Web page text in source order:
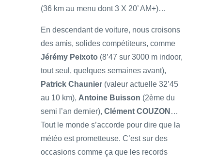
(36 km au menu dont 3 X 20’ AM+)…
En descendant de voiture, nous croisons
des amis, solides compétiteurs, comme
Jérémy Peixoto (8’47 sur 3000 m indoor,
tout seul, quelques semaines avant),
Patrick Chaunier (valeur actuelle 32’45
au 10 km), Antoine Buisson (2ème du
semi l’an dernier), Clément COUZON …
Tout le monde s’accorde pour dire que la
météo est prometteuse. C’est sur des
occasions comme ça que les records